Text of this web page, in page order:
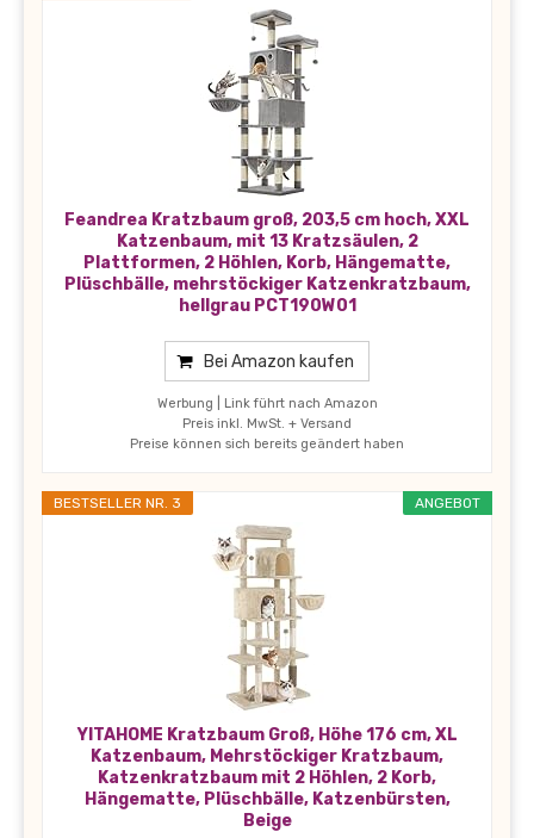
Feandrea Kratzbaum groß, 203,5 cm hoch, XXL
Katzenbaum, mit 13 Kratzsäulen, 2
Plattformen, 2 Höhlen, Korb, Hängematte,
Plüschbälle, mehrstöckiger Katzenkratzbaum,
hellgrau PCT190W01
Bei Amazon kaufen
Werbung | Link führt nach Amazon
Preis inkl. MwSt. + Versand
Preise können sich bereits geändert haben
ANGEBOT
BESTSELLER NR. 3
YITAHOME Kratzbaum Groß, Höhe 176 cm, XL
Katzenbaum, Mehrstöckiger Kratzbaum,
Katzenkratzbaum mit 2 Höhlen, 2 Korb,
Hängematte, Plüschbälle, Katzenbürsten,
Beige